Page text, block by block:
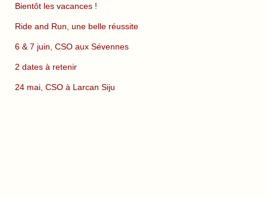
Bientôt les vacances !
Ride and Run, une belle réussite
6 & 7 juin, CSO aux Sévennes
2 dates à retenir
24 mai, CSO à Larcan Siju